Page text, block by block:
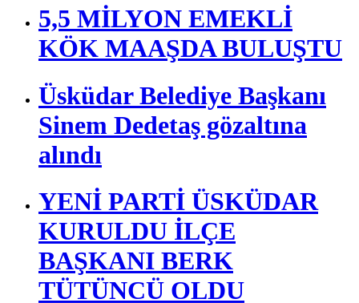
5,5 MİLYON EMEKLİ
KÖK MAAŞDA BULUŞTU
Üsküdar Belediye Başkanı
Sinem Dedetaş gözaltına
alındı
YENİ PARTİ ÜSKÜDAR
KURULDU İLÇE
BAŞKANI BERK
TÜTÜNCÜ OLDU